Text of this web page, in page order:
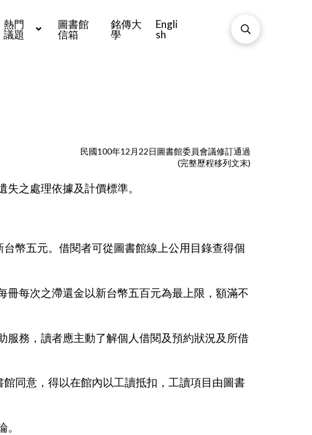
熱門
議題
圖書館
信箱
銘傳大
學
Engli
sh
民國100年12月22日圖書館委員會議修訂通過
(完整歷程移列文末)
之處理依據及計價標準。
幣五元。借閱者可從圖書館線上公用目錄查得個
每次之滯還金以新台幣五百元為最上限，額滿不
務，讀者應主動了解個人借閱及預約狀況及所借
同意，得以在館內以工讀抵扣，工讀項目由圖書